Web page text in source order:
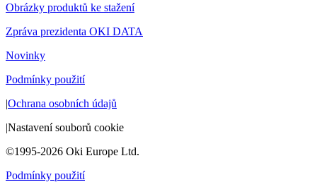
Obrázky produktů ke stažení
Zpráva prezidenta OKI DATA
Novinky
Podmínky použití
|Ochrana osobních údajů
|Nastavení souborů cookie
©1995-2026 Oki Europe Ltd.
Podmínky použití